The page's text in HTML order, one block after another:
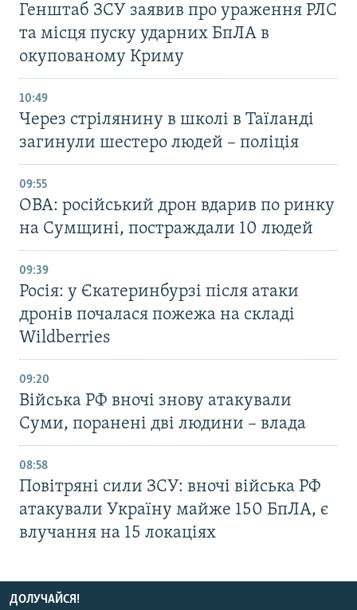
Генштаб ЗСУ заявив про ураження РЛС
та місця пуску ударних БпЛА в
окупованому Криму
10:49
Через стрілянину в школі в Таїланді
загинули шестеро людей – поліція
09:55
ОВА: російський дрон вдарив по ринку
на Сумщині, постраждали 10 людей
09:39
Росія: у Єкатеринбурзі після атаки
дронів почалася пожежа на складі
Wildberries
09:20
Війська РФ вночі знову атакували
Суми, поранені дві людини – влада
08:58
Повітряні сили ЗСУ: вночі війська РФ
атакували Україну майже 150 БпЛА, є
влучання на 15 локаціях
ДОЛУЧАЙСЯ!